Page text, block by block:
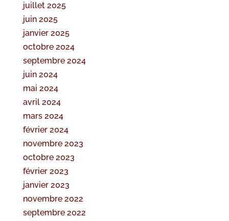
juillet 2025
juin 2025
janvier 2025
octobre 2024
septembre 2024
juin 2024
mai 2024
avril 2024
mars 2024
février 2024
novembre 2023
octobre 2023
février 2023
janvier 2023
novembre 2022
septembre 2022